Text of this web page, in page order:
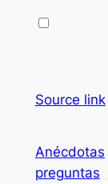
Source link
Anécdotas
preguntas